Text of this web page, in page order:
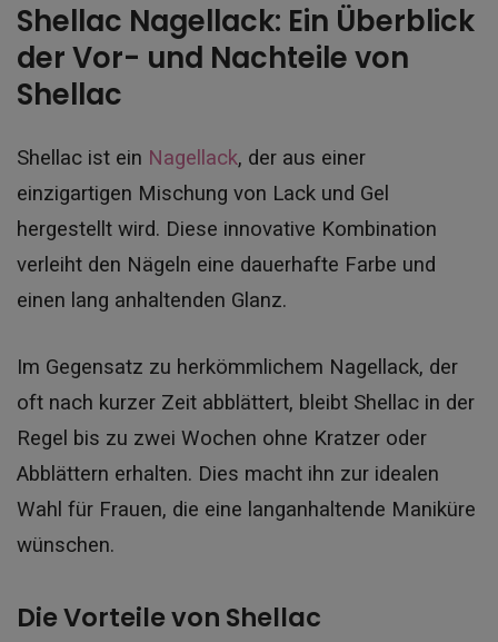
Shellac Nagellack: Ein Überblick
der Vor- und Nachteile von
Shellac
Shellac ist ein Nagellack, der aus einer
einzigartigen Mischung von Lack und Gel
hergestellt wird. Diese innovative Kombination
verleiht den Nägeln eine dauerhafte Farbe und
einen lang anhaltenden Glanz.
Im Gegensatz zu herkömmlichem Nagellack, der
oft nach kurzer Zeit abblättert, bleibt Shellac in der
Regel bis zu zwei Wochen ohne Kratzer oder
Abblättern erhalten. Dies macht ihn zur idealen
Wahl für Frauen, die eine langanhaltende Maniküre
wünschen.
Die Vorteile von Shellac